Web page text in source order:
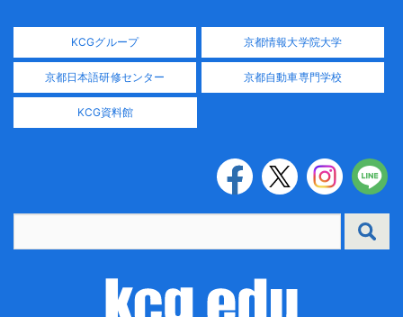
KCGグループ 京都情報大学院大学
京都日本語研修センター 京都自動車専門学校
KCG資料館